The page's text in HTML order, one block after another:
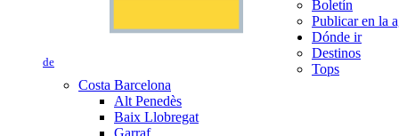
de
Boletín
Publicar en la
Dónde ir
Destinos
Tops
Costa Barcelona
Alt Penedès
Baix Llobregat
Garraf